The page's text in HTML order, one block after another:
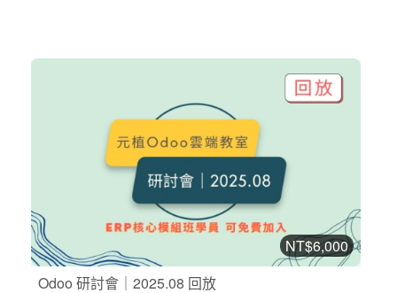
NT$6,000
Odoo 研討會｜2025.08 回放